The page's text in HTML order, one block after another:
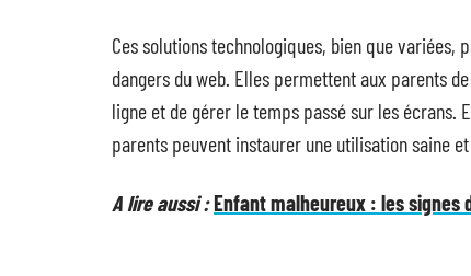
Ces solutions technologiques, bien que
dangers du web. Elles permettent aux parents
ligne et de gérer le temps passé sur les écrans.
parents peuvent instaurer une utilisation saine
A lire aussi :Enfant malheureux : les